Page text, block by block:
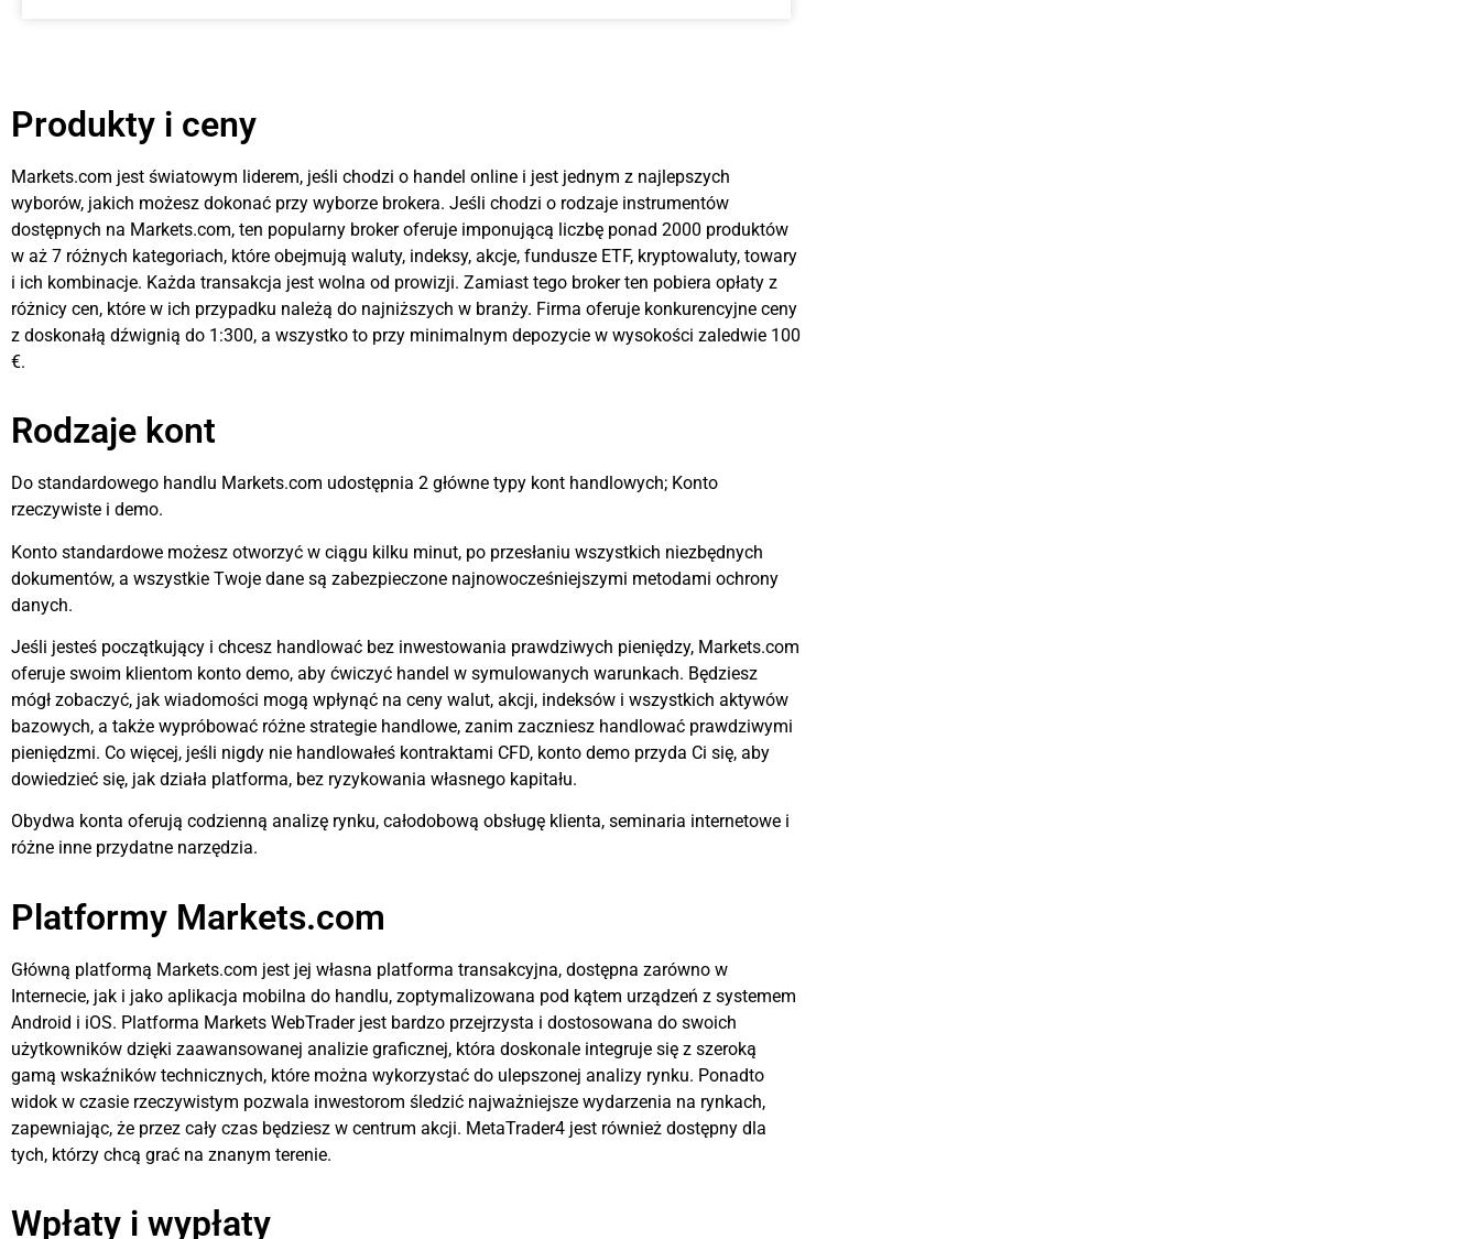
Produkty i ceny
Markets.com jest światowym liderem, jeśli chodzi o handel online i jest jednym z najlepszych
wyborów, jakich możesz dokonać przy wyborze brokera. Jeśli chodzi o rodzaje instrumentów
dostępnych na Markets.com, ten popularny broker oferuje imponującą liczbę ponad 2000 produktów
w aż 7 różnych kategoriach, które obejmują waluty, indeksy, akcje, fundusze ETF, kryptowaluty, towary
i ich kombinacje. Każda transakcja jest wolna od prowizji. Zamiast tego broker ten pobiera opłaty z
różnicy cen, które w ich przypadku należą do najniższych w branży. Firma oferuje konkurencyjne ceny
z doskonałą dźwignią do 1:300, a wszystko to przy minimalnym depozycie w wysokości zaledwie 100
€.
Rodzaje kont
Do standardowego handlu Markets.com udostępnia 2 główne typy kont handlowych; Konto
rzeczywiste i demo.
Konto standardowe możesz otworzyć w ciągu kilku minut, po przesłaniu wszystkich niezbędnych
dokumentów, a wszystkie Twoje dane są zabezpieczone najnowocześniejszymi metodami ochrony
danych.
Jeśli jesteś początkujący i chcesz handlować bez inwestowania prawdziwych pieniędzy, Markets.com
oferuje swoim klientom konto demo, aby ćwiczyć handel w symulowanych warunkach. Będziesz
mógł zobaczyć, jak wiadomości mogą wpłynąć na ceny walut, akcji, indeksów i wszystkich aktywów
bazowych, a także wypróbować różne strategie handlowe, zanim zaczniesz handlować prawdziwymi
pieniędzmi. Co więcej, jeśli nigdy nie handlowałeś kontraktami CFD, konto demo przyda Ci się, aby
dowiedzieć się, jak działa platforma, bez ryzykowania własnego kapitału.
Obydwa konta oferują codzienną analizę rynku, całodobową obsługę klienta, seminaria internetowe i
różne inne przydatne narzędzia.
Platformy Markets.com
Główną platformą Markets.com jest jej własna platforma transakcyjna, dostępna zarówno w
Internecie, jak i jako aplikacja mobilna do handlu, zoptymalizowana pod kątem urządzeń z systemem
Android i iOS. Platforma Markets WebTrader jest bardzo przejrzysta i dostosowana do swoich
użytkowników dzięki zaawansowanej analizie graficznej, która doskonale integruje się z szeroką
gamą wskaźników technicznych, które można wykorzystać do ulepszonej analizy rynku. Ponadto
widok w czasie rzeczywistym pozwala inwestorom śledzić najważniejsze wydarzenia na rynkach,
zapewniając, że przez cały czas będziesz w centrum akcji. MetaTrader4 jest również dostępny dla
tych, którzy chcą grać na znanym terenie.
Wpłaty i wypłaty